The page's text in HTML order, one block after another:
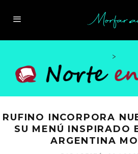
>
RUFINO INCORPORA
SU MENÚ INSPIRADO
ARGENTINA